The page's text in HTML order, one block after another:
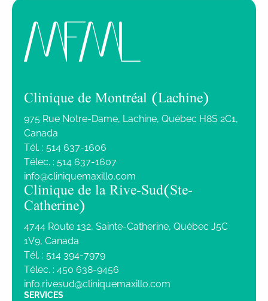
Clinique de Montréal (Lachine)
975 Rue Notre-Dame, Lachine, Québec H8S 2C1,
Canada
Tél. : 514 637-1606
Télec. : 514 637-1607
info@cliniquemaxillo.com
Clinique de la Rive-Sud (Ste-
Catherine)
4744 Route 132, Sainte-Catherine, Québec J5C
1V9, Canada
Tél. : 514 394-7979
Télec. : 450 638-9456
info.rivesud@cliniquemaxillo.com
SERVICES